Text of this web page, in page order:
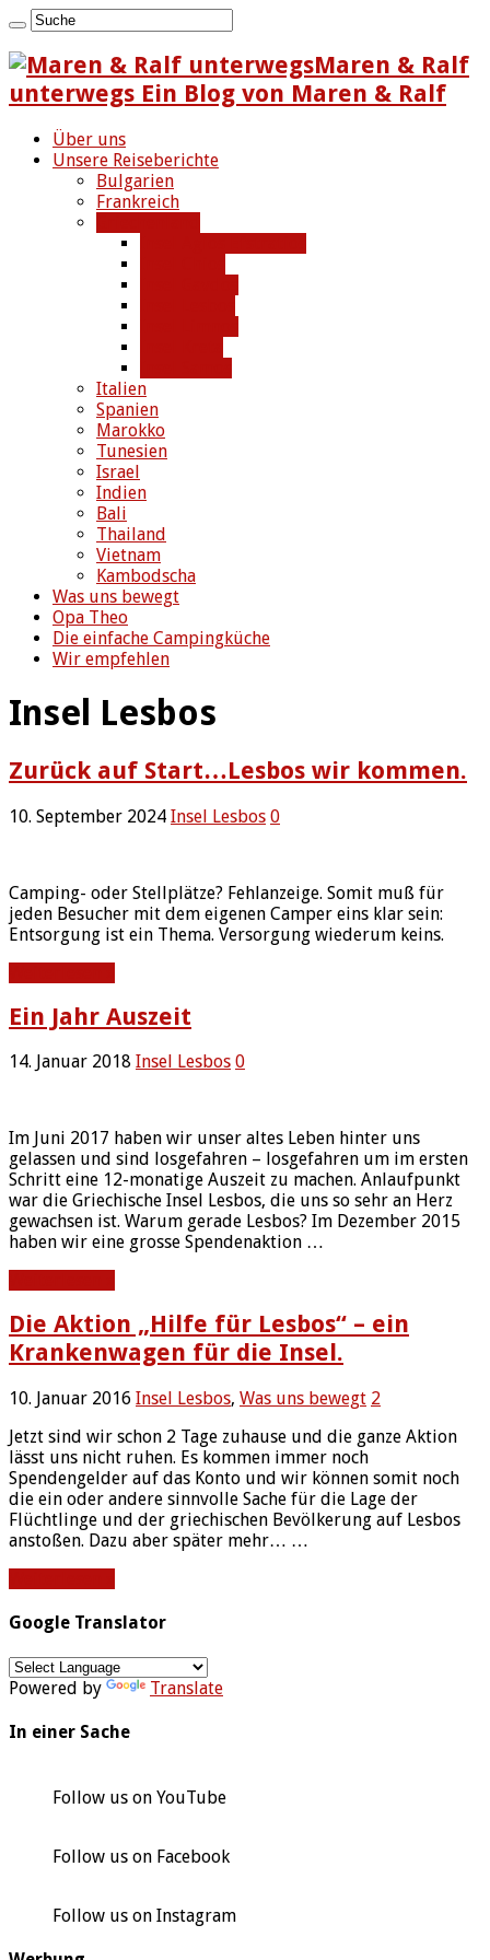
Maren & Ralf
unterwegs Ein Blog von Maren & Ralf
Über uns
Unsere Reiseberichte
Bulgarien
Frankreich
Italien
Spanien
Marokko
Tunesien
Israel
Indien
Bali
Thailand
Vietnam
Kambodscha
Was uns bewegt
Opa Theo
Die einfache Campingküche
Wir empfehlen
Insel Lesbos
Zurück auf Start…Lesbos wir kommen.
10. September 2024 Insel Lesbos 0
Camping- oder Stellplätze? Fehlanzeige. Somit muß für
jeden Besucher mit dem eigenen Camper eins klar sein:
Entsorgung ist ein Thema. Versorgung wiederum keins.
Ein Jahr Auszeit
14. Januar 2018 Insel Lesbos 0
Im Juni 2017 haben wir unser altes Leben hinter uns
gelassen und sind losgefahren – losgefahren um im ersten
Schritt eine 12-monatige Auszeit zu machen. Anlaufpunkt
war die Griechische Insel Lesbos, die uns so sehr an Herz
gewachsen ist. Warum gerade Lesbos? Im Dezember 2015
haben wir eine grosse Spendenaktion …
Die Aktion „Hilfe für Lesbos“ – ein
Krankenwagen für die Insel.
10. Januar 2016 Insel Lesbos, Was uns bewegt 2
Jetzt sind wir schon 2 Tage zuhause und die ganze Aktion
lässt uns nicht ruhen. Es kommen immer noch
Spendengelder auf das Konto und wir können somit noch
die ein oder andere sinnvolle Sache für die Lage der
Flüchtlinge und der griechischen Bevölkerung auf Lesbos
anstoßen. Dazu aber später mehr… …
Google Translator
Powered by Translate
In einer Sache
Follow us on YouTube
Follow us on Facebook
Follow us on Instagram